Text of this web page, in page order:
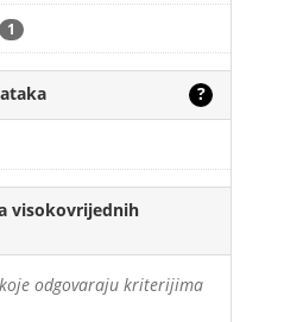
1
?
visokovrijednih
odgovaraju kriterijima